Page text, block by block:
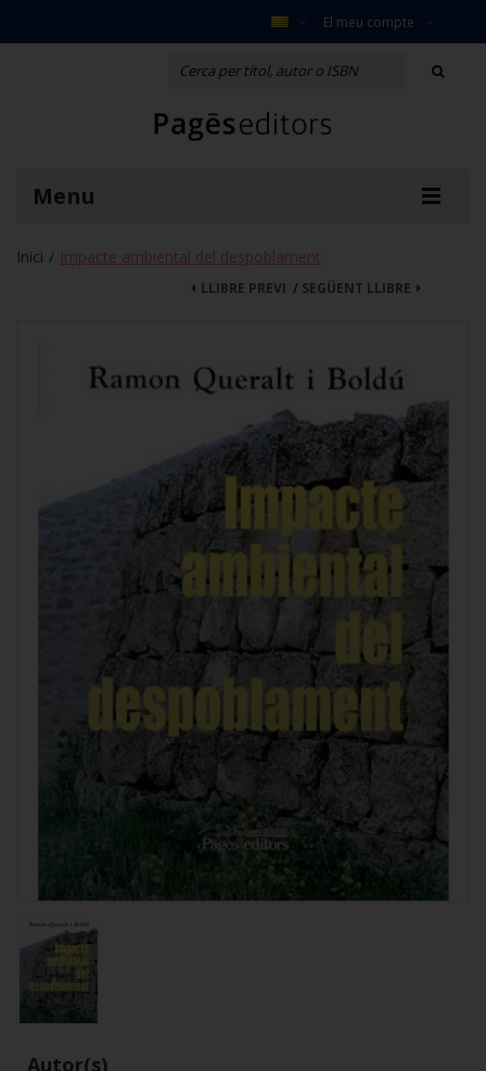
El meu compte
Menu
Inici / Impacte ambiental del despoblament
SEGÜENT LLIBRE
LLIBRE PREVI /
Autor(s)